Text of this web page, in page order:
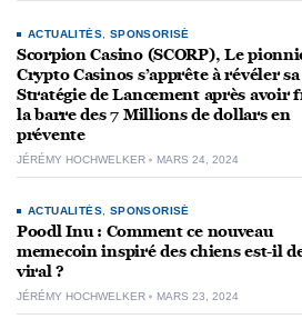
ACTUALITÉS SPONSORISÉ
Scorpion Casino (SCORP), Le
Crypto Casinos s’apprête à révéler sa
Stratégie de Lancement après avoir
la barre des 7 Millions de dollars en
prévente
JÉRÉMY HOCHWELKER MARS 24, 2024
ACTUALITÉS SPONSORISÉ
Poodl Inu : Comment ce nouveau
memecoin inspiré des chiens est-il
viral ?
JÉRÉMY HOCHWELKER MARS 23, 2024